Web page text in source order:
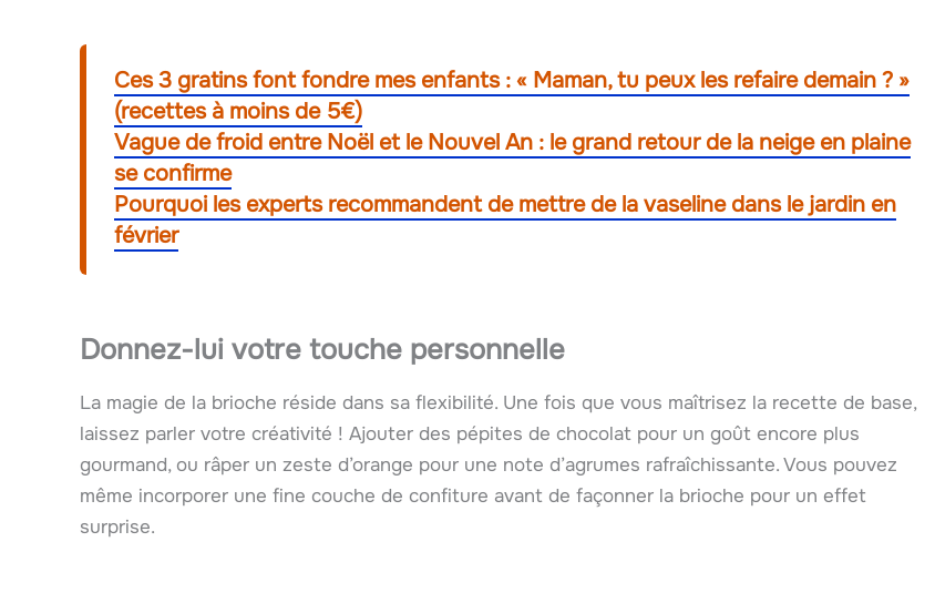
Ces 3 gratins font fondre mes enfants : « Maman, tu peux les refaire demain ? »
(recettes à moins de 5€)
Vague de froid entre Noël et le Nouvel An : le grand retour de la neige en plaine
se confirme
Pourquoi les experts recommandent de mettre de la vaseline dans le jardin en
février
Donnez-lui votre touche personnelle
La magie de la brioche réside dans sa flexibilité. Une fois que vous maîtrisez la recette de base,
laissez parler votre créativité ! Ajouter des pépites de chocolat pour un goût encore plus
gourmand, ou râper un zeste d’orange pour une note d’agrumes rafraîchissante. Vous pouvez
même incorporer une fine couche de confiture avant de façonner la brioche pour un effet
surprise.